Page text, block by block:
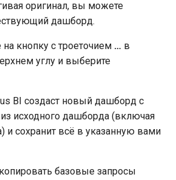
оригинал, вы можете
дашборд.
кнопку с троеточием … в
углу и выберите
BI создаст новый дашборд с
исходного дашборда (включая
и сохранит всё в указанную вами
базовые запросы